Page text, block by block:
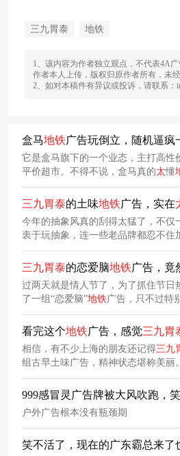
三九胃泰 地铁
1、该内容为作者独立观点，不代表4A
作者本人上传，版权归原作者所有，未经
2、如对本稿件有异议或投诉，请联系：
盒马地铁广告玩倒立，随机逼疯
它是盒马旗下的一个业态，主打高性
平价超市。不得不说，盒马真的太懂
广告也狠狠宣传了舒化奶的核心卖点
主编发现，如今的地铁广告，喜欢采
价值传递的三合一组合打法。这也启
告，不是视觉的盲目堆砌，不是创意
三九胃泰的土味地铁广告，实在
今年的抽象风真的刮得太猛了，不仅
衷于玩抽象，连一些老品牌都忍不住
两天，三九胃泰也搞起了抽象，他们
了一组风格极为扎眼的古早土味风海
神状态关怀来来往往的打工人。
三九胃泰的恋爱脑地铁广告，竟
过两天就是情人节了，为了抓住节日
了一组“恋爱脑”地铁广告，只不过特
面孔，一面是甜腻上头的恋爱脑文案
爱脑发言变成干饭宣言，前后反差瞬
看完这个地铁广告，感觉三九胃
相信，有不少上海的朋友还记得三九
组古早土味广告，精神状态堪称美丽
双叒带着它的土味抽象广告重出江湖
999感冒灵广告牌被大风吹跑，
户外广告根本没有瓶颈期
笑不活了，现在的广东霸总来了